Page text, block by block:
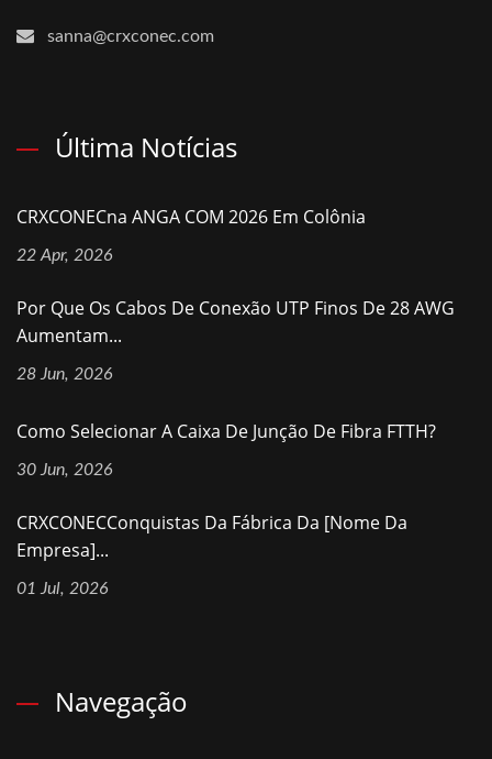
sanna@crxconec.com
Última Notícias
CRXCONECna ANGA COM 2026 Em Colônia
22 Apr, 2026
Por Que Os Cabos De Conexão UTP Finos De 28 AWG
Aumentam...
28 Jun, 2026
Como Selecionar A Caixa De Junção De Fibra FTTH?
30 Jun, 2026
CRXCONECConquistas Da Fábrica Da [nome Da
Empresa]...
01 Jul, 2026
Navegação